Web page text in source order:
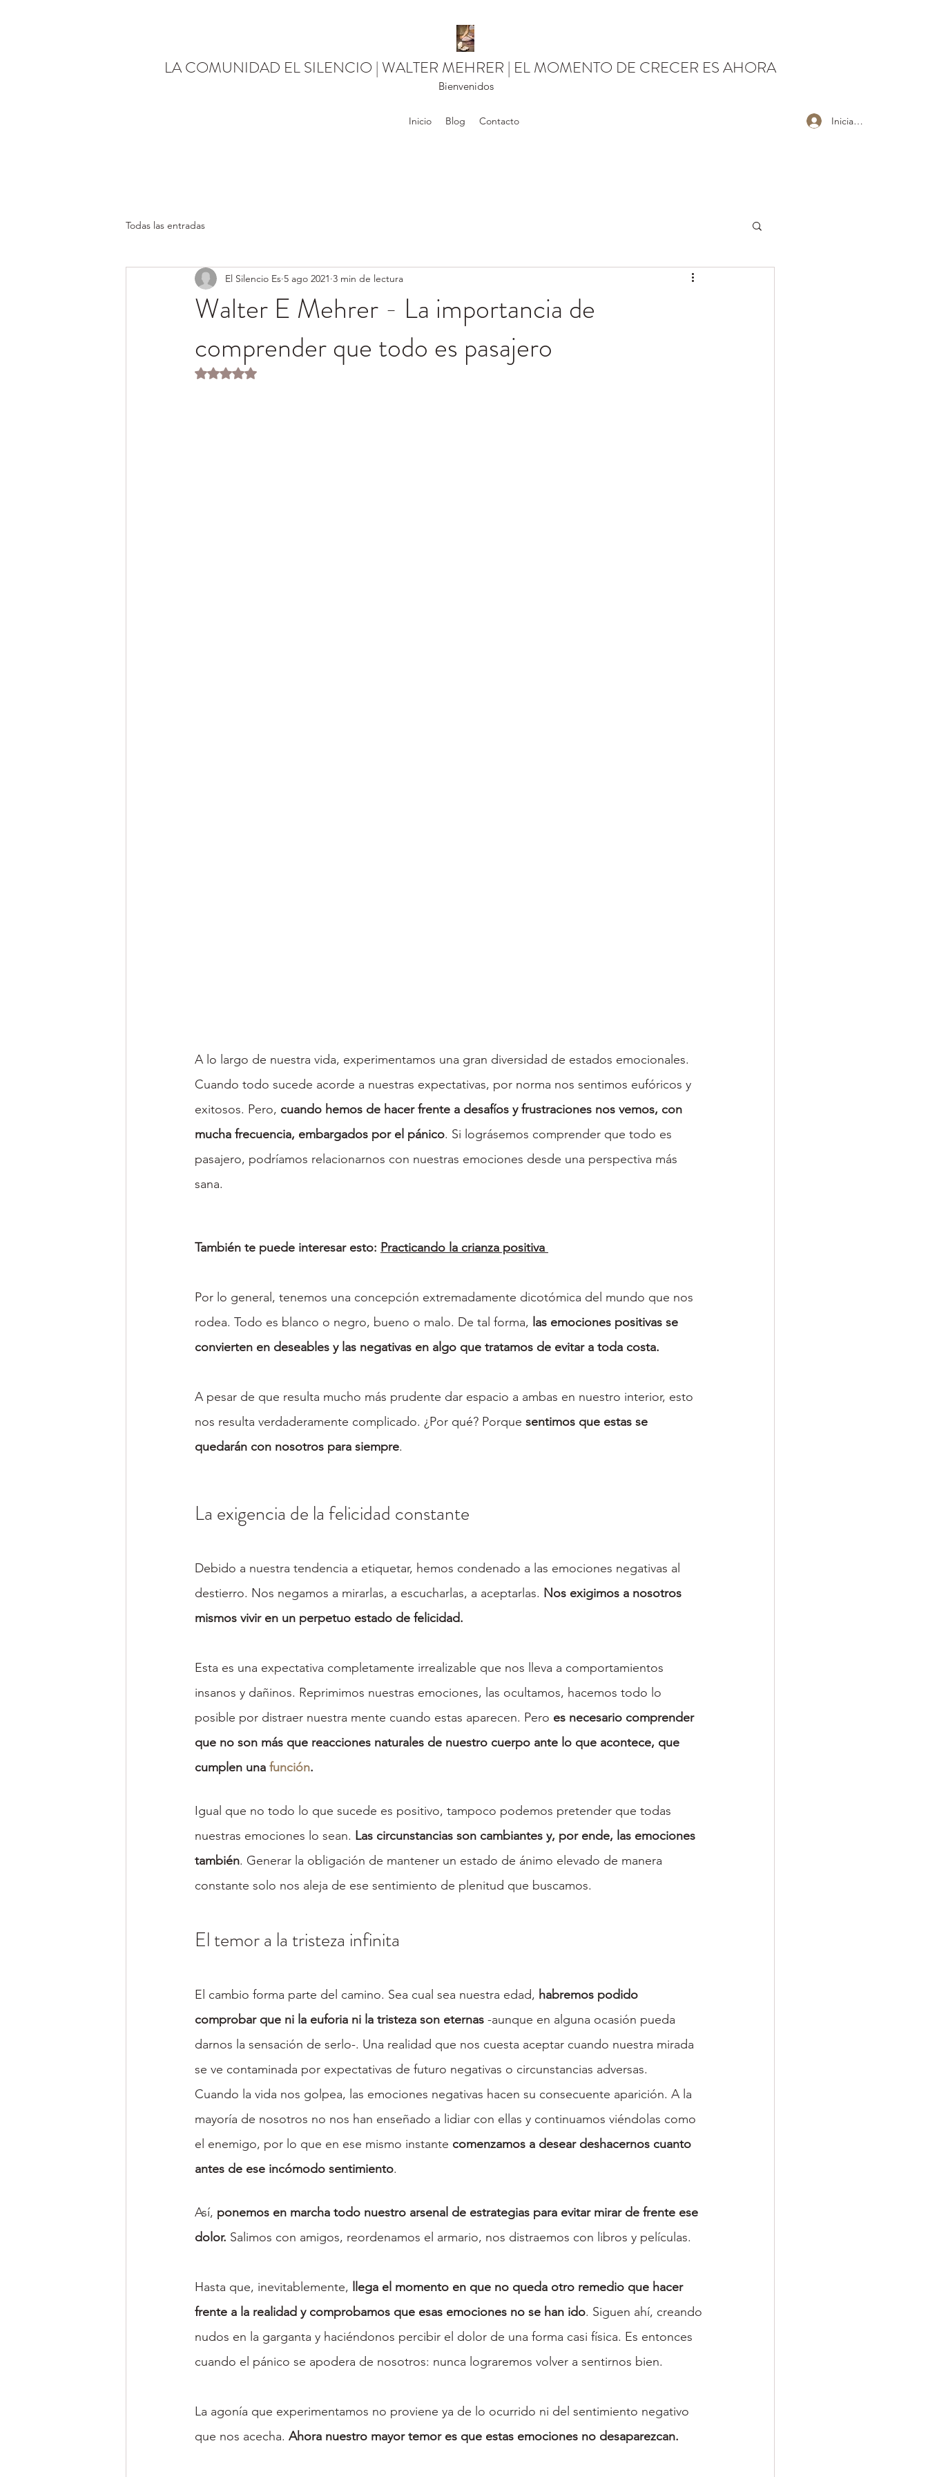
LA COMUNIDAD EL SILENCIO | WALTER MEHRER | EL MOMENTO DE CRECER ES AHORA
Bienvenidos
Inicio Blog Contacto Iniciar sesión
Todas las entradas
Walter E Mehrer - La importancia de
comprender que todo es pasajero
El Silencio Es 5 ago 2021 3 min de lectura
Obtuvo NaN de 5 estrellas.
A lo largo de nuestra vida, experimentamos una gran diversidad de estados emocionales.
Cuando todo sucede acorde a nuestras expectativas, por norma nos sentimos eufóricos y
exitosos. Pero, cuando hemos de hacer frente a desafíos y frustraciones nos vemos, con
mucha frecuencia, embargados por el pánico. Si lográsemos comprender que todo es
pasajero, podríamos relacionarnos con nuestras emociones desde una perspectiva más
sana.
También te puede interesar esto: Practicando la crianza positiva
Por lo general, tenemos una concepción extremadamente dicotómica del mundo que nos
rodea. Todo es blanco o negro, bueno o malo. De tal forma, las emociones positivas se
convierten en deseables y las negativas en algo que tratamos de evitar a toda costa.
A pesar de que resulta mucho más prudente dar espacio a ambas en nuestro interior, esto
nos resulta verdaderamente complicado. ¿Por qué? Porque sentimos que estas se
quedarán con nosotros para siempre.
La exigencia de la felicidad constante
Debido a nuestra tendencia a etiquetar, hemos condenado a las emociones negativas al
destierro. Nos negamos a mirarlas, a escucharlas, a aceptarlas. Nos exigimos a nosotros
mismos vivir en un perpetuo estado de felicidad.
Esta es una expectativa completamente irrealizable que nos lleva a comportamientos
insanos y dañinos. Reprimimos nuestras emociones, las ocultamos, hacemos todo lo
posible por distraer nuestra mente cuando estas aparecen. Pero es necesario comprender
que no son más que reacciones naturales de nuestro cuerpo ante lo que acontece, que
cumplen una función.
Igual que no todo lo que sucede es positivo, tampoco podemos pretender que todas
nuestras emociones lo sean. Las circunstancias son cambiantes y, por ende, las emociones
también. Generar la obligación de mantener un estado de ánimo elevado de manera
constante solo nos aleja de ese sentimiento de plenitud que buscamos.
El temor a la tristeza infinita
El cambio forma parte del camino. Sea cual sea nuestra edad, habremos podido
comprobar que ni la euforia ni la tristeza son eternas -aunque en alguna ocasión pueda
darnos la sensación de serlo-. Una realidad que nos cuesta aceptar cuando nuestra mirada
se ve contaminada por expectativas de futuro negativas o circunstancias adversas.
Cuando la vida nos golpea, las emociones negativas hacen su consecuente aparición. A la
mayoría de nosotros no nos han enseñado a lidiar con ellas y continuamos viéndolas como
el enemigo, por lo que en ese mismo instante comenzamos a desear deshacernos cuanto
antes de ese incómodo sentimiento.
Así, ponemos en marcha todo nuestro arsenal de estrategias para evitar mirar de frente ese
dolor. Salimos con amigos, reordenamos el armario, nos distraemos con libros y películas.
Hasta que, inevitablemente,
llega el momento en que no queda otro remedio que hacer
frente a la realidad y comprobamos que esas emociones no se han ido. Siguen ahí, creando
nudos en la garganta y haciéndonos percibir el dolor de una forma casi física. Es entonces
cuando el pánico se apodera de nosotros: nunca lograremos volver a sentirnos bien.
La agonía que experimentamos no proviene ya de lo ocurrido ni del sentimiento negativo
que nos acecha. Ahora nuestro mayor temor es que estas emociones no desaparezcan.